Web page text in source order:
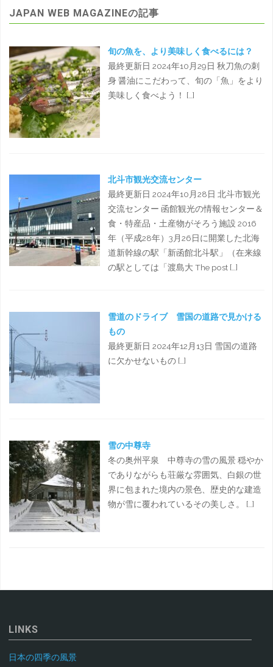
JAPAN WEB MAGAZINEの記事
旬の魚を、より美味しく食べるには？
最終更新日 2024年10月29日 秋刀魚の刺
身 醤油にこだわって、旬の「魚」をより
美味しく食べよう！ […]
北斗市観光交流センター
最終更新日 2024年10月28日 北斗市観光
交流センター 函館観光の情報センター＆
食・特産品・土産物がそろう施設 2016
年（平成28年）3月26日に開業した北海
道新幹線の駅「新函館北斗駅」（在来線
の駅としては「渡島大 The post […]
雪道のドライブ 雪国の道路で見かける
もの
最終更新日 2024年12月13日 雪国の道路
に欠かせないもの […]
雪の中尊寺
冬の奥州平泉 中尊寺の雪の風景 穏やか
でありながらも荘厳な雰囲気、白銀の世
界に包まれた境内の景色、歴史的な建造
物が雪に覆われているその美しさ。 […]
LINKS
日本の四季の風景